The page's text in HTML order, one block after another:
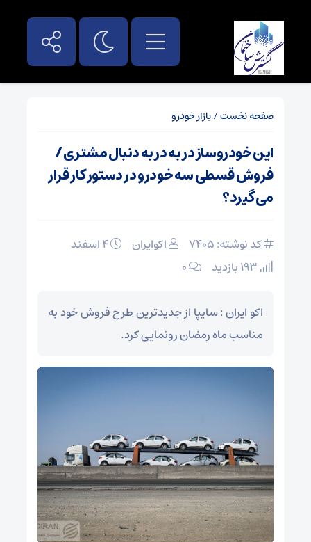
صفحه نخست/بازار خودرو
این خودروساز در به در به دنبال مشتری /
فروش قسطی سه خودرو در دستور کار قرار
می گیرد؟
کد نوشته: 7405 اکوایران
۰
اکو ایران : سایپا از جدیدترین طرح فروش خود به
مناسب ماه رمضان رونمایی کرد.